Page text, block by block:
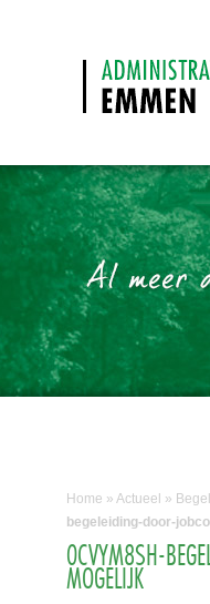
Home » Actueel »
begeleiding-door-
0CVYM8SH-
MOGELIJK